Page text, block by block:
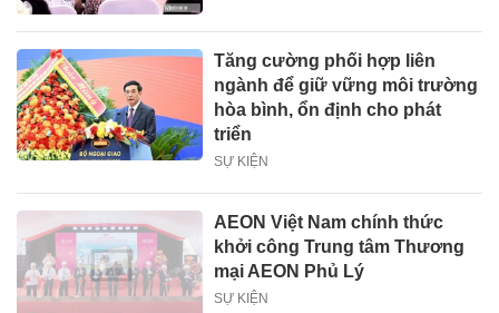
Tăng cường phối hợp liên
ngành để giữ vững môi trường
hòa bình, ổn định cho phát
triển
SỰ KIỆN
AEON Việt Nam chính thức
khởi công Trung tâm Thương
mại AEON Phủ Lý
SỰ KIỆN